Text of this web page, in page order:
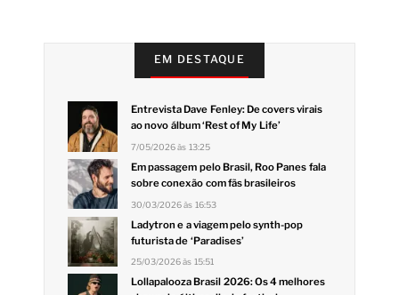
EM DESTAQUE
Entrevista Dave Fenley: De covers virais
ao novo álbum ‘Rest of My Life’
7/05/2026 às 13:25
Em passagem pelo Brasil, Roo Panes fala
sobre conexão com fãs brasileiros
30/03/2026 às 16:53
Ladytron e a viagem pelo synth-pop
futurista de ‘Paradises’
25/03/2026 às 15:51
Lollapalooza Brasil 2026: Os 4 melhores